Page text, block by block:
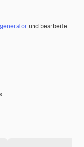
und bearbeite